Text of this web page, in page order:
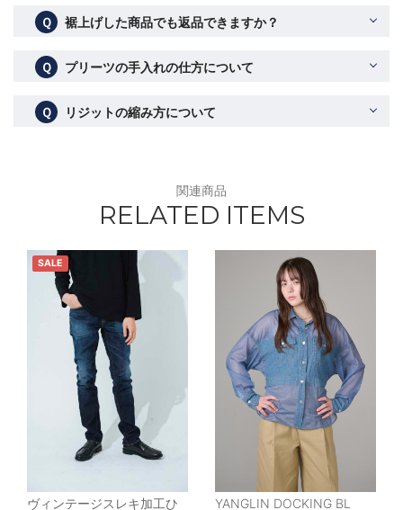
Ｑ 裾上げした商品でも返品できますか？
Ｑ プリーツの手入れの仕方について
Ｑ リジットの縮み方について
関連商品
RELATED ITEMS
SALE
ヴィンテージスレキ加工ひ
YANGLIN DOCKING BL